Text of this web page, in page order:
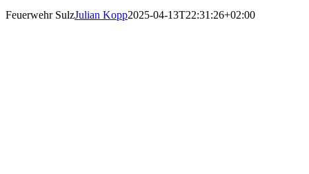
Feuerwehr SulzJulian Kopp2025-04-13T22:31:26+02:00